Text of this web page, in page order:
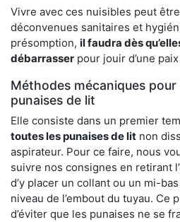
Vivre avec ces nuisibles peut
déconvenues sanitaires et
présomption, il faudra dès
débarrasser pour jouir d’une
Méthodes mécaniques
punaises de lit
Elle consiste dans un premier
toutes les punaises de lit non
aspirateur. Pour ce faire, nous
suivre nos consignes en retirant
d’y placer un collant ou un mi-
niveau de l’embout du tuyau. Ce
d’éviter que les punaises ne se